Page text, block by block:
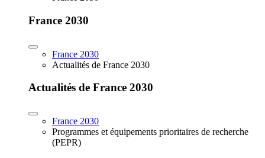
France 2030
France 2030
Actualités de France 2030
Actualités de France 2030
France 2030
Programmes et équipements prioritaires de recherche
(PEPR)